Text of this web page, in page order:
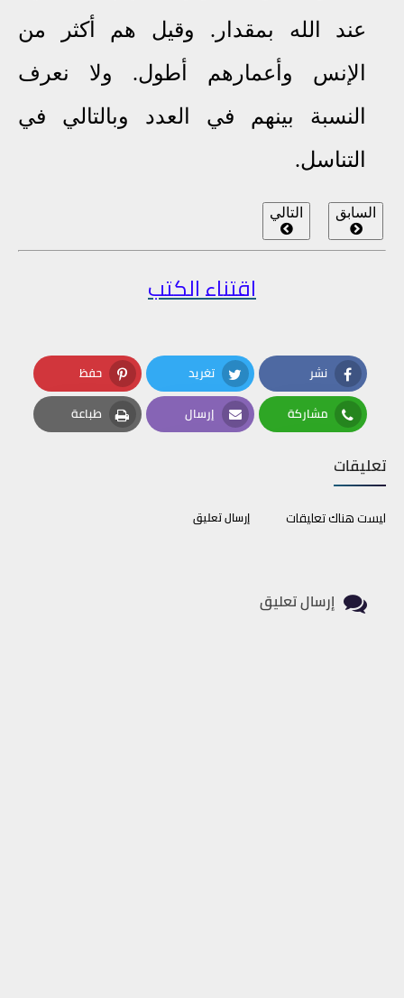
عند الله بمقدار. وقيل هم أكثر من
الإنس وأعمارهم أطول. ولا نعرف
النسبة بينهم في العدد وبالتالي في
التناسل.
السابق التالي
اقتناء الكتب
نشر
Facebook
تغريد
Twitter
حفظ
Pinterest
مشاركة
Whatsapp
إرسال
Email
طباعة
Print
تعليقات
ليست هناك تعليقات إرسال تعليق
إرسال تعليق